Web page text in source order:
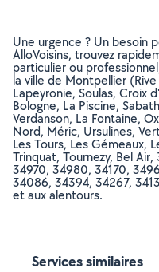
Une urgence ? Un besoin
AlloVoisins, trouvez
particulier ou
la ville de Montpellier
Lapeyronie, Soulas, Croix
Bologne, La Piscine,
Verdanson, La Fontaine,
Nord, Méric, Ursulines,
Les Tours, Les Gémeaux,
Trinquat, Tournezy, Bel
34970, 34980, 34170,
34086, 34394, 34267,
et aux alentours.
Services similaires